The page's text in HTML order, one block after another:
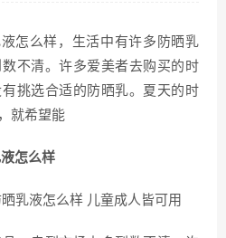
怎么样，生活中有许多防晒乳
不清。许多爱美者去购买的时
挑选合适的防晒乳。夏天的时
就希望能
怎么样